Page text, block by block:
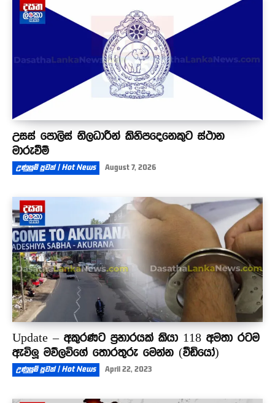
උසස් පොලිස් නිලධාරීන් කිහිපදෙනෙකුට ස්ථාන
මාරුවීම්
උණුසුම් පුවත් | Hot News August 7, 2026
Update – අකුරණට ප්‍රහාරයක් කියා 118 අමතා රටම
ඇවිලූ මව්ලවිගේ තොරතුරු මෙන්න (වීඩියෝ)
උණුසුම් පුවත් | Hot News April 22, 2023